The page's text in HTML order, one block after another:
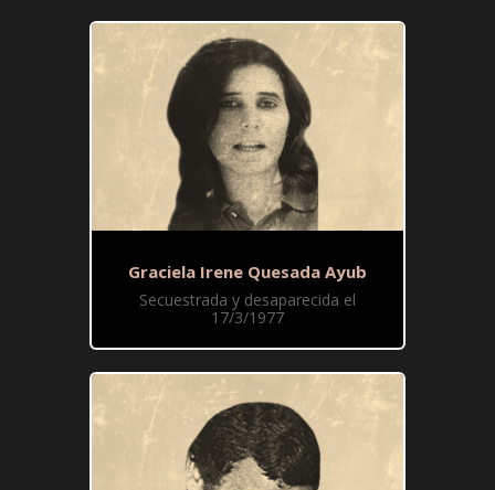
Graciela Irene Quesada Ayub
Secuestrada y desaparecida el
17/3/1977